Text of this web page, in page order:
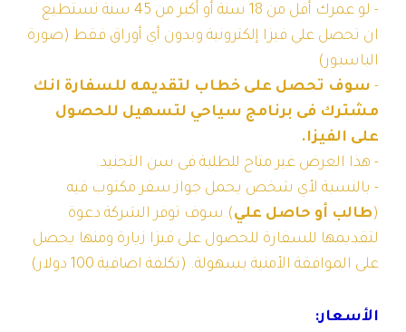
- لو عمرك أقل من 18 سنة أو أكبر من 45 سنة تستطيع
ان تحصل علي فيزا إلكترونية وبدون أي أوراق فقط (صورة
الباسبور)
- سوف تحصل على خطاب لتقديمه للسفارة انك
مشترك فى برنامج سياحي لتسهيل للحصول
على الفيزا.
- هذا العرض غير متاح للطلبة فى سن التجنيد.
- بالنسبة لأي شخص يحمل جواز سفر مكتوب فيه
(طالب أو حاصل علي) سوف توفر الشركة دعوة
لتقديمها للسفارة للحصول على فيزا زيارة ومنها يحصل
على الموافقة الأمنية بسهولة. (تكلفة اضافية 100 دولار)
الأسعار: